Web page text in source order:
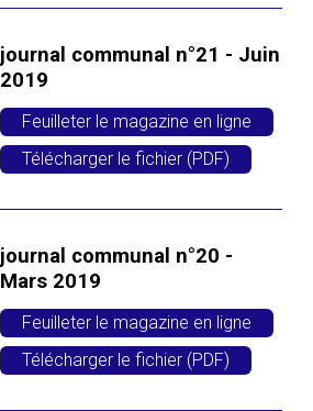
journal communal n°21 - Juin
2019
Feuilleter le magazine en ligne
Télécharger le fichier (PDF)
journal communal n°20 -
Mars 2019
Feuilleter le magazine en ligne
Télécharger le fichier (PDF)